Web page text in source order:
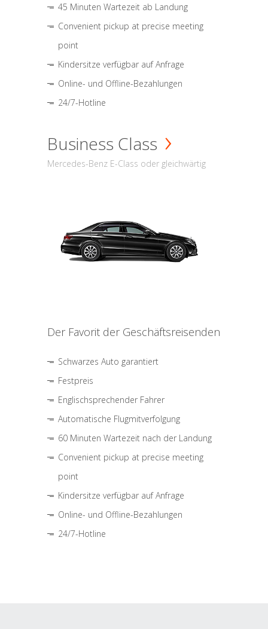
45 Minuten Wartezeit ab Landung
Convenient pickup at precise meeting
point
Kindersitze verfügbar auf Anfrage
Online- und Offline-Bezahlungen
24/7-Hotline
Business Class
Mercedes-Benz E-Class oder gleichwärtig
Der Favorit der Geschäftsreisenden
Schwarzes Auto garantiert
Festpreis
Englischsprechender Fahrer
Automatische Flugmitverfolgung
60 Minuten Wartezeit nach der Landung
Convenient pickup at precise meeting
point
Kindersitze verfügbar auf Anfrage
Online- und Offline-Bezahlungen
24/7-Hotline